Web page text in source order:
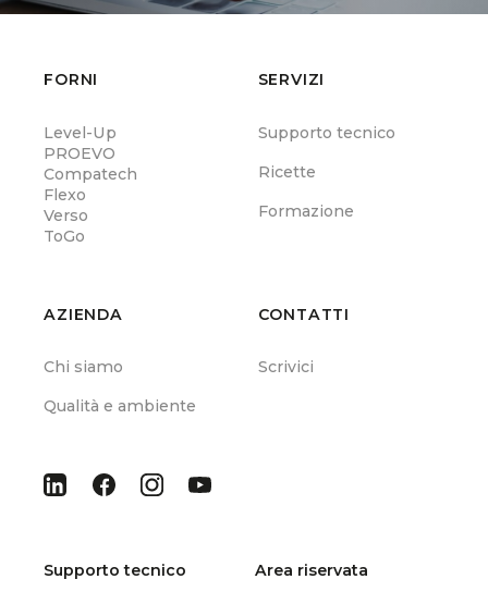
FORNI
Level-Up
PROEVO
Compatech
Flexo
Verso
ToGo
SERVIZI
Supporto tecnico
Ricette
Formazione
AZIENDA
Chi siamo
Qualità e ambiente
CONTATTI
Scrivici
Supporto tecnico Area riservata